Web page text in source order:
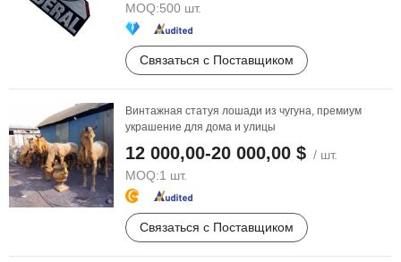
MOQ:500 шт.
Связаться с Поставщиком
Винтажная статуя лошади из чугуна, премиум
украшение для дома и улицы
12 000,00-20 000,00 $ / шт.
MOQ:1 шт.
Связаться с Поставщиком